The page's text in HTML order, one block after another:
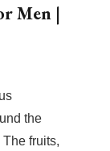
Men |
the
fruits,